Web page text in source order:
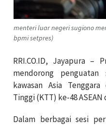
menteri luar negeri sugiono
bpmi setpres)
RRI.CO.ID, Jayapura –
mendorong
kawasan Asia
Tinggi (KTT) ke-48 ASEAN
Dalam berbagai sesi